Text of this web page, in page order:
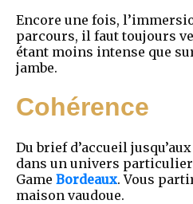
Encore une fois,
parcours, il faut toujours
étant moins intense que
jambe.
Cohérence
Du brief d’accueil
dans un univers
Game Bordeaux. Vous
maison vaudoue.